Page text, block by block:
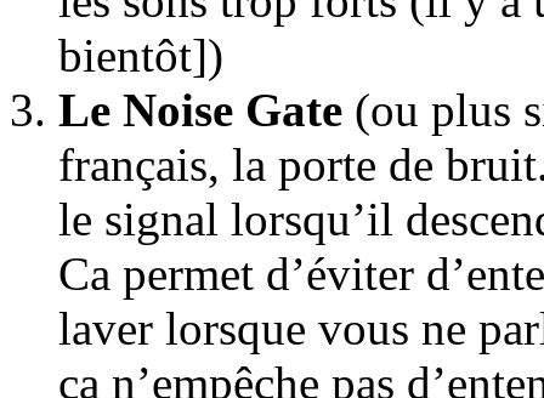
bientôt])
Le Noise Gate (ou plus
français, la porte de
le signal lorsqu’il
Ca permet d’éviter
laver lorsque vous ne
ça n’empêche pas